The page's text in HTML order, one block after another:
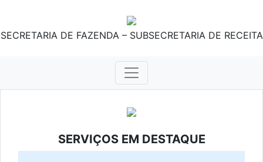
SECRETARIA DE FAZENDA – SUBSECRETARIA DE RECEITA
SERVIÇOS EM DESTAQUE